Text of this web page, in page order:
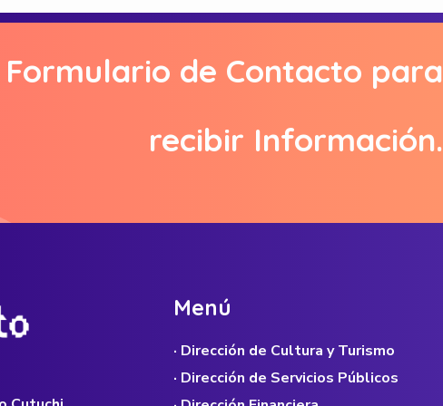
de Contacto para
recibir Información.
Menú
· Dirección de Cultura y Turismo
· Dirección de Servicios Públicos